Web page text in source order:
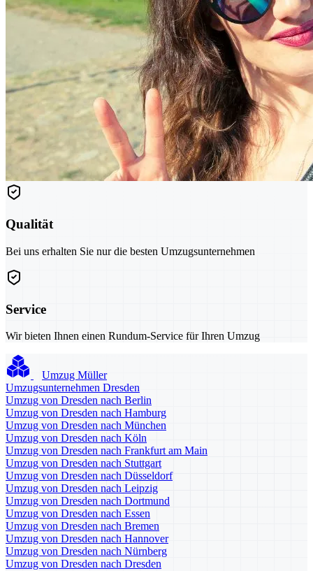
Qualität
Bei uns erhalten Sie nur die besten Umzugsunternehmen
Service
Wir bieten Ihnen einen Rundum-Service für Ihren Umzug
Umzug Müller
Umzugsunternehmen Dresden
Umzug von Dresden nach Berlin
Umzug von Dresden nach Hamburg
Umzug von Dresden nach München
Umzug von Dresden nach Köln
Umzug von Dresden nach Frankfurt am Main
Umzug von Dresden nach Stuttgart
Umzug von Dresden nach Düsseldorf
Umzug von Dresden nach Leipzig
Umzug von Dresden nach Dortmund
Umzug von Dresden nach Essen
Umzug von Dresden nach Bremen
Umzug von Dresden nach Hannover
Umzug von Dresden nach Nürnberg
Umzug von Dresden nach Dresden